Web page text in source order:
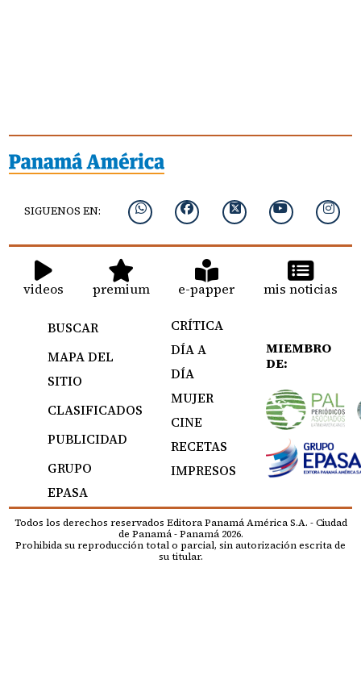
SIGUENOS EN:
videos premium e-papper mis noticias
BUSCAR
MAPA DEL
SITIO
CLASIFICADOS
PUBLICIDAD
GRUPO
EPASA
CRÍTICA
DÍA A
DÍA
MUJER
CINE
RECETAS
IMPRESOS
MIEMBRO
DE:
Todos los derechos reservados Editora Panamá América S.A. - Ciudad
de Panamá - Panamá 2026.
Prohibida su reproducción total o parcial, sin autorización escrita de
su titular.